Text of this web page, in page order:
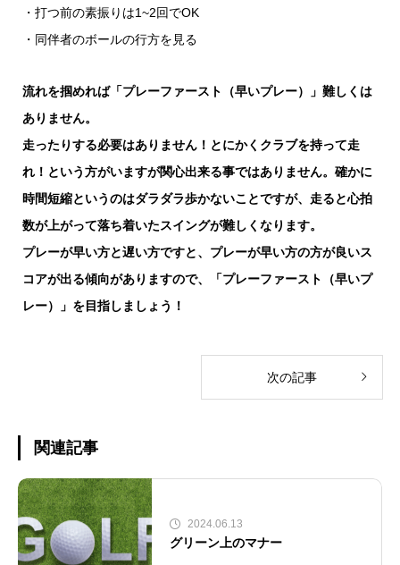
・打つ前の素振りは1~2回でOK
・同伴者のボールの行方を見る
流れを掴めれば「プレーファースト（早いプレー）」難しくは
ありません。
走ったりする必要はありません！とにかくクラブを持って走
れ！という方がいますが関心出来る事ではありません。確かに
時間短縮というのはダラダラ歩かないことですが、走ると心拍
数が上がって落ち着いたスイングが難しくなります。
プレーが早い方と遅い方ですと、プレーが早い方の方が良いス
コアが出る傾向がありますので、「プレーファースト（早いプ
レー）」を目指しましょう！
次の記事
関連記事
2024.06.13
グリーン上のマナー